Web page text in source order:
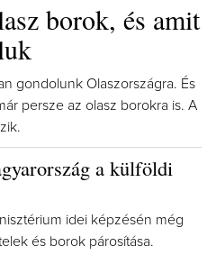
borok, és amit
gondolunk Olaszországra. És
persze az olasz borokra is. A
a külföldi
idei képzésén még
és borok párosítása.